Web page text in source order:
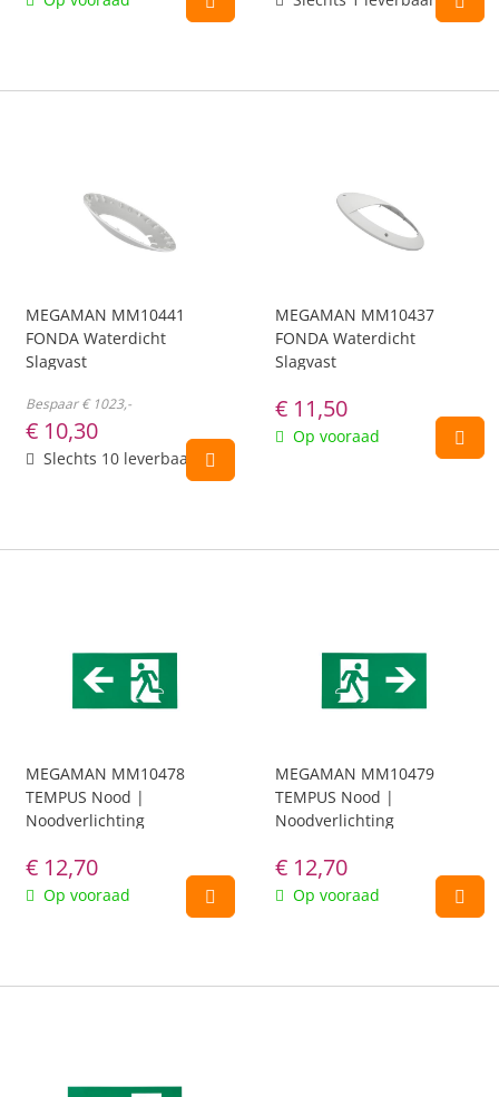
MEGAMAN MM10441
FONDA Waterdicht
Slagvast
Bespaar € 1023,-
€ 10,30
Slechts 10 leverbaar
MEGAMAN MM10437
FONDA Waterdicht
Slagvast
€ 11,50
Op vooraad
MEGAMAN MM10478
TEMPUS Nood |
Noodverlichting
€ 12,70
Op vooraad
MEGAMAN MM10479
TEMPUS Nood |
Noodverlichting
€ 12,70
Op vooraad